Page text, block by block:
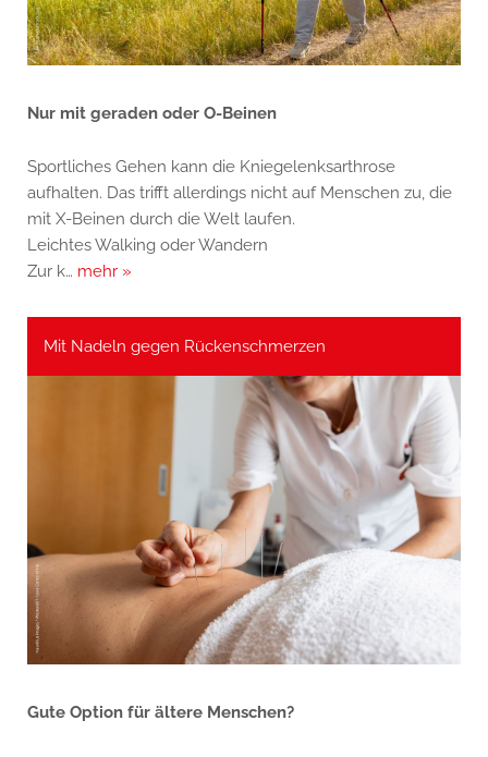
Nur mit geraden oder O-Beinen
Sportliches Gehen kann die Kniegelenksarthrose
aufhalten. Das trifft allerdings nicht auf Menschen zu, die
mit X-Beinen durch die Welt laufen.
Leichtes Walking oder Wandern
Zur k… mehr »
Mit Nadeln gegen Rückenschmerzen
Gute Option für ältere Menschen?